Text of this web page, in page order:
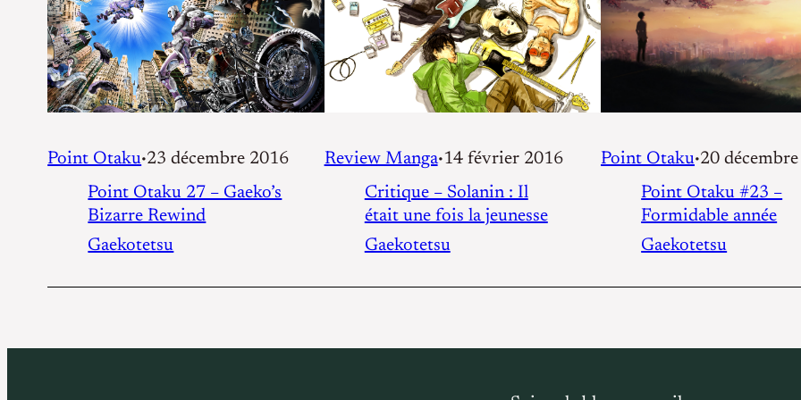
Point Otaku•23 décembre 2016
Point Otaku 27 – Gaeko’s
Bizarre Rewind
Gaekotetsu
Review Manga• 14 février 2016
Critique – Solanin : Il
était une fois la jeunesse
Gaekotetsu
Point Otaku•20
Point Otaku #23 –
Formidable année
Gaekotetsu